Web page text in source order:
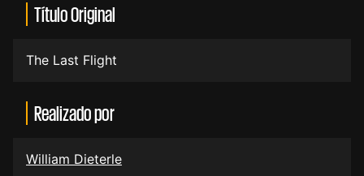
Título Original
The Last Flight
Realizado por
William Dieterle